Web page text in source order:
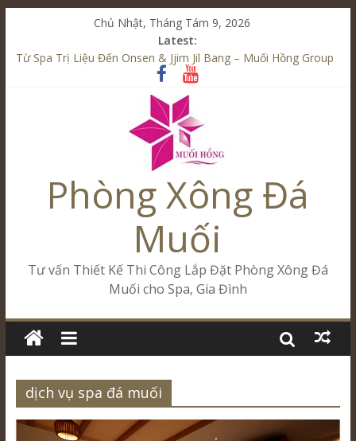
Chủ Nhật, Tháng Tám 9, 2026
Latest:
Từ Spa Trị Liệu Đến Onsen & Jjim Jil Bang – Muối Hồng Group
Kết Hợp Onsen & Jjim Jil Bang Trong Mô Hình Spa – Muối
Cham Riverside Onsen & Jjim Jil Bang Đà Nẵng Muối Hồng
Spa Jjim Jil Bang Kết Hợp Onsen – Kinh Doanh Chuẩn Sao –
Tăng Doanh Số Kinh Doanh Lắp Đặt Onsen & Jjim Jil Bang –
Muối Hồng Group
Phòng Xông Đá
Muối
Tư vấn Thiết Kế Thi Công Lắp Đặt Phòng Xông Đá
Muối cho Spa, Gia Đình
dịch vụ spa đá muối